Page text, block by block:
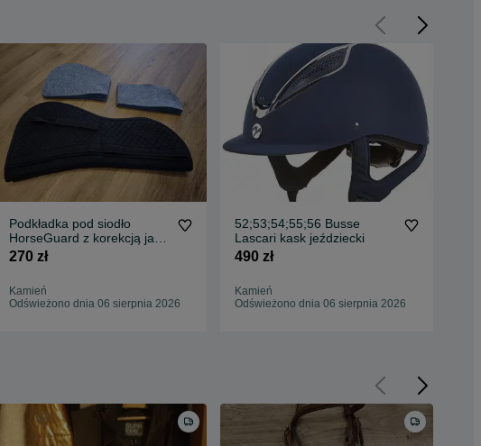
Podkładka pod siodło
HorseGuard z korekcją jak
Mattes
270 zł
Kamień
Odświeżono dnia 06 sierpnia 2026
52;53;54;55;56 Busse
Lascari kask jeździecki
490 zł
Kamień
Odświeżono dnia 06 sierpnia 2026